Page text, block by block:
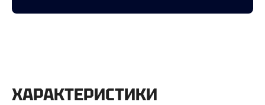
ХАРАКТЕРИСТИКИ